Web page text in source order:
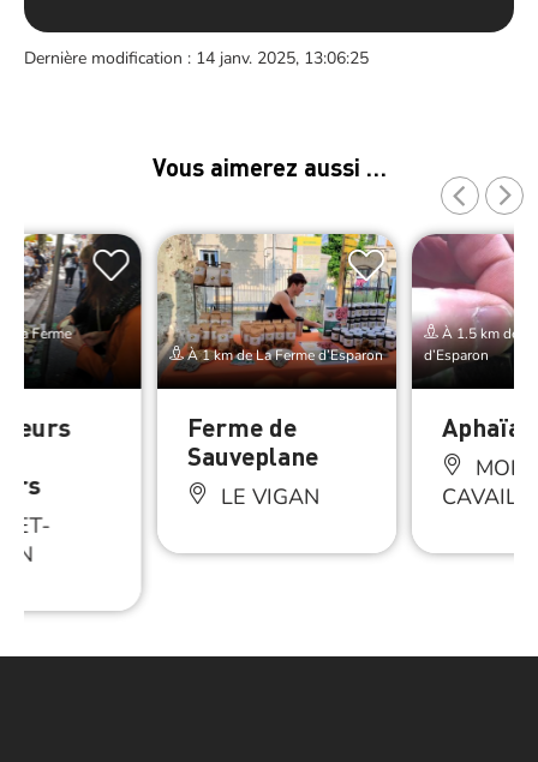
Dernière modification : 14 janv. 2025, 13:06:25
Vous aimerez aussi …
La Ferme
ET-
À 1 km de La Ferme d’Esparon
Ferme de
Sauveplane
LE VIGAN
À 1.5 km de
d’Esparon
Aphaïa